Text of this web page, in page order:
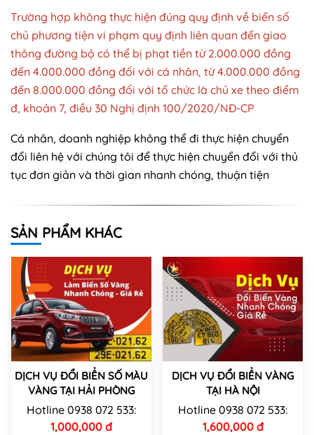
Trường hợp không thực hiện đúng quy định về biển số
chủ phương tiện vi phạm quy định liên quan đến giao
thông đường bộ có thể bị phạt tiền từ 2.000.000 đồng
đến 4.000.000 đồng đối với cá nhân, từ 4.000.000 đồng
đến 8.000.000 đồng đối với tổ chức là chủ xe theo điểm
đ, khoản 7, điều 30 Nghị định 100/2020/NĐ-CP
Cá nhân, doanh nghiệp không thể đi thực hiện chuyển
đổi liên hệ với chúng tôi để thực hiện chuyển đổi với thủ
tục đơn giản và thời gian nhanh chóng, thuận tiện
SẢN PHẨM KHÁC
DỊCH VỤ ĐỔI BIỂN SỐ MÀU
VÀNG TẠI HẢI PHÒNG
Hotline 0938 072 533:
1,000,000 đ
DỊCH VỤ ĐỔI BIỂN VÀNG
TẠI HÀ NỘI
Hotline 0938 072 533:
1,600,000 đ